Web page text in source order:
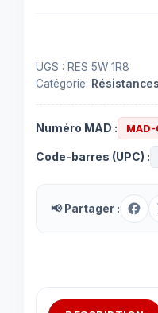
UGS : RES 5W 1R8
Catégorie: Résistances
Numéro MAD :
Code-barres (UPC) :
📢 Partager :